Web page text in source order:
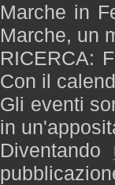
Marche in
Marche, un
RICERCA:
Con il
Gli eventi
in
Diventando